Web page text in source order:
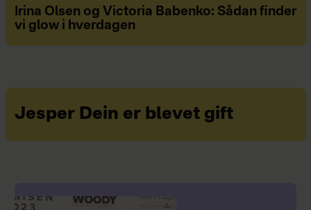
Irina Olsen og Victoria Babenko: Sådan finder
vi glow i hverdagen
Jesper Dein er blevet gift